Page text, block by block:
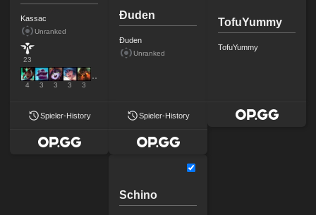
Kassac
Unranked
23
4 3 3 3 3
Spieler-History
Ðuden
Ðuden
Unranked
Spieler-History
TofuYummy
TofuYummy
Schino